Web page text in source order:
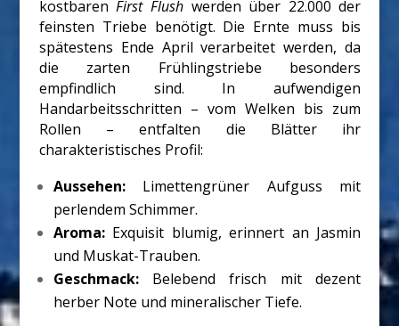
kostbarenFirst Flushwerden über 22.000 der
feinsten Triebe benötigt. Die Ernte muss bis
spätestens Ende April verarbeitet werden, da
die zarten Frühlingstriebe besonders
empfindlich sind. In aufwendigen
Handarbeitsschritten – vom Welken bis zum
Rollen – entfalten die Blätter ihr
charakteristisches Profil:
Aussehen:Limettengrüner Aufguss mit
perlendem Schimmer.
Aroma:Exquisit blumig, erinnert an Jasmin
und Muskat-Trauben.
Geschmack:Belebend frisch mit dezent
herber Note und mineralischer Tiefe.